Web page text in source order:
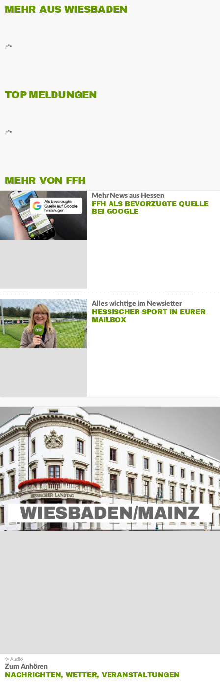
MEHR AUS WIESBADEN
TOP MELDUNGEN
MEHR VON FFH
Mehr News aus Hessen
FFH ALS BEVORZUGTE QUELLE
BEI GOOGLE
Alles wichtige im Newsletter
HESSISCHER SPORT IN EURER
MAILBOX
Zum Anhören
NACHRICHTEN, WETTER, VERANSTALTUNGEN